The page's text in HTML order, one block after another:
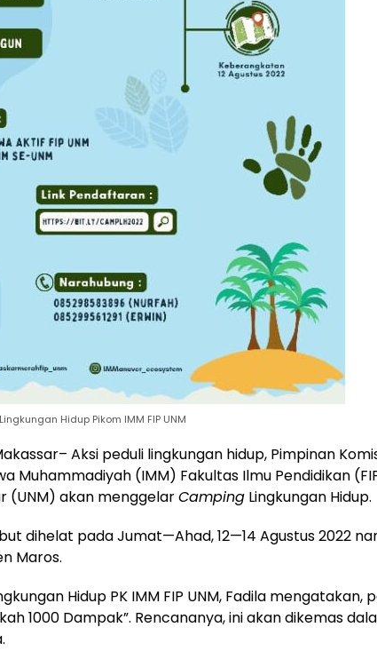
Hidup Pikom IMM FIP UNM
Aksi peduli lingkungan hidup, Pimpinan
Muhammadiyah (IMM) Fakultas Ilmu Pendidikan
(UNM) akan menggelarCamping Lingkungan Hidup.
dihelat pada Jumat—Ahad, 12—14 Agustus 2022
Maros.
Hidup PK IMM FIP UNM, Fadila mengatakan,
1000 Dampak”. Rencananya, ini akan dikemas